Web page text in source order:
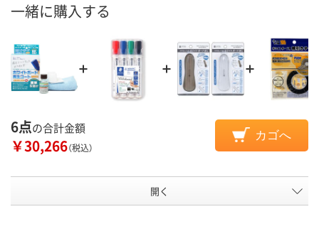
一緒に購入する
6点の合計金額
￥30,266（税込）
カゴへ
開く